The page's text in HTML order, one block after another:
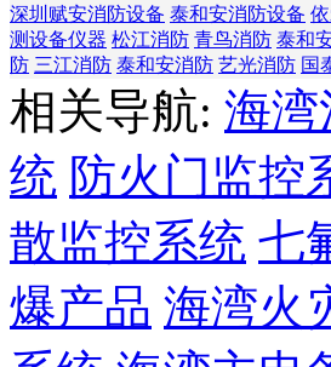
深圳赋安消防设备 泰和安消防设备
测设备仪器 松江消防 青鸟消防 泰和
防 三江消防 泰和安消防 艺光消防 国
相关导航: 海湾
统 防火门监控
散监控系统 七
爆产品 海湾火